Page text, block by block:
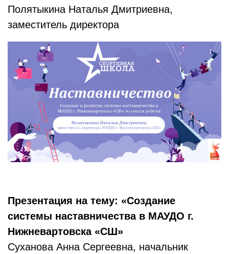
Полятыкина Наталья Дмитриевна,
заместитель директора
Презентация на тему: «Создание
системы наставничества в МАУДО г.
Нижневартовска «СШ»
Суханова Анна Сергеевна, начальник